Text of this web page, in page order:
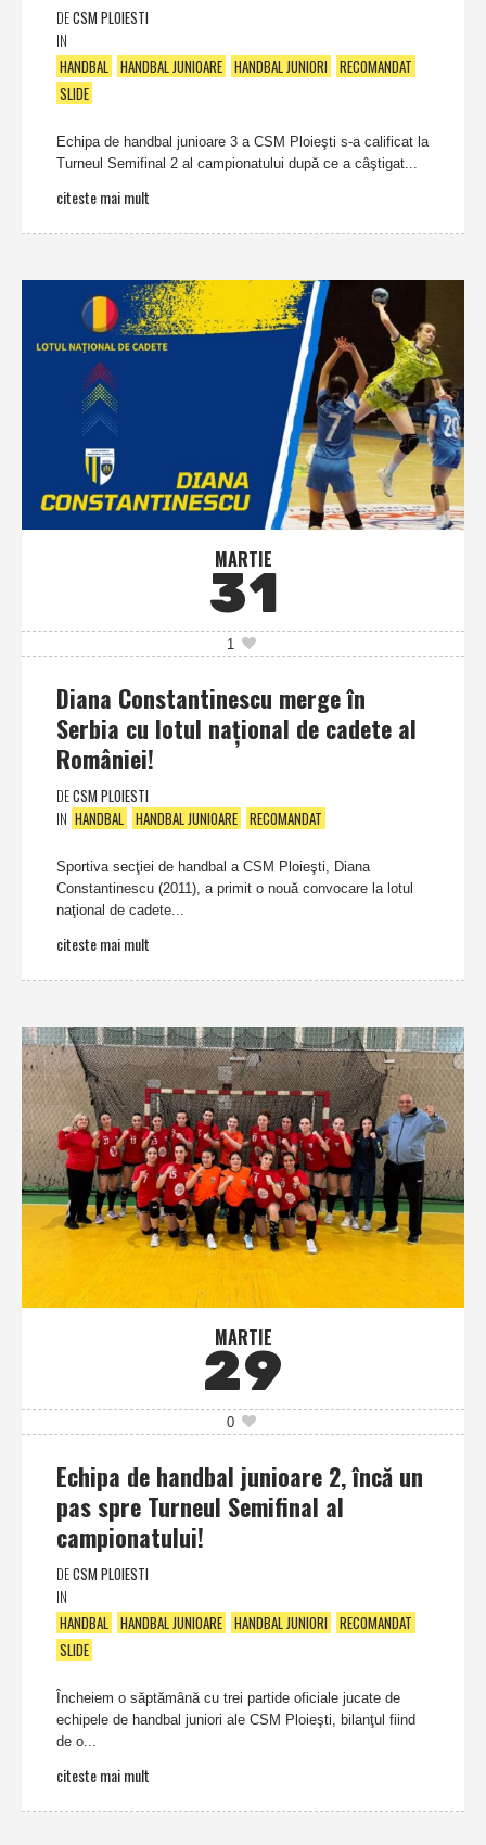
DECSM PLOIESTI
IN
HANDBAL HANDBAL JUNIOARE HANDBAL JUNIORI RECOMANDAT
SLIDE
Echipa de handbal junioare 3 a CSM Ploieşti s-a calificat la
Turneul Semifinal 2 al campionatului după ce a câştigat...
citeste mai mult
MARTIE
31
1
Diana Constantinescu merge în
Serbia cu lotul naţional de cadete al
României!
DECSM PLOIESTI
IN HANDBAL HANDBAL JUNIOARE RECOMANDAT
Sportiva secţiei de handbal a CSM Ploieşti, Diana
Constantinescu (2011), a primit o nouă convocare la lotul
naţional de cadete...
citeste mai mult
MARTIE
29
0
Echipa de handbal junioare 2, încă un
pas spre Turneul Semifinal al
campionatului!
DECSM PLOIESTI
IN
HANDBAL HANDBAL JUNIOARE HANDBAL JUNIORI RECOMANDAT
SLIDE
Încheiem o săptămână cu trei partide oficiale jucate de
echipele de handbal juniori ale CSM Ploieşti, bilanţul fiind
de o...
citeste mai mult